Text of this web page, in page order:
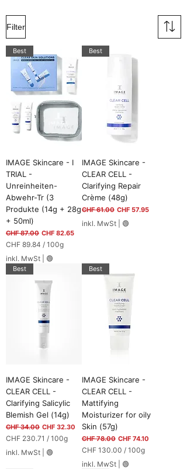
Filter
Best
IMAGE Skincare - I
TRIAL -
Unreinheiten-
Abwehr-Tr (3
Produkte (14g + 28g
+ 50ml)
Standardpreis
CHF 87.00 Sale-Preis
CHF 82.65
CHF 89.84 / 100g
H
0
0
G
r
a
m
inkl. MwSt 🟢
Best
IMAGE Skincare -
CLEAR CELL -
Clarifying Repair
Crème (48g)
Standardpreis
CHF 61.00 Sale-Preis
CHF 57.95
inkl. MwSt 🟢
Best
IMAGE Skincare -
CLEAR CELL -
Clarifying Salicylic
Blemish Gel (14g)
Standardpreis
CHF 34.00 Sale-Preis
CHF 32.30
CHF 230.71 / 100g
C
H
inkl. MwSt 🟢
Best
IMAGE Skincare -
CLEAR CELL -
Mattifying
Moisturizer for oily
Skin (57g)
Standardpreis
CHF 78.00 Sale-Preis
CHF 74.10
CHF 130.00 / 100g
C
inkl. MwSt 🟢